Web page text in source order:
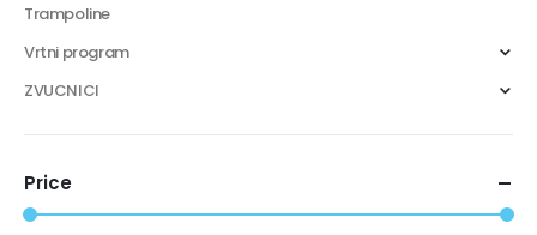
Trampoline
Vrtni program
ZVUCNICI
Price